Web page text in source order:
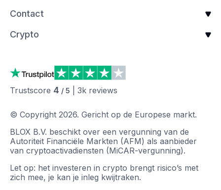
Contact
Crypto
Trustscore 4 / 5 3k reviews
© Copyright 2026. Gericht op de Europese markt.
BLOX B.V. beschikt over een vergunning van de
Autoriteit Financiële Markten (AFM) als aanbieder
van cryptoactivadiensten (MiCAR-vergunning).
Let op: het investeren in crypto brengt risico’s met
zich mee, je kan je inleg kwijtraken.